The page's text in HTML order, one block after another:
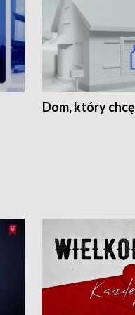
Dom, który chcę